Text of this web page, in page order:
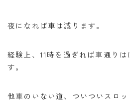
夜になれば車は減ります。
経験上、11時を過ぎれば車通り
す。
他車のいない道、ついついスロ